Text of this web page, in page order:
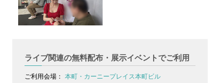
ライブ関連の無料配布・展示イベントでご利用
ご利用会場：本町・カーニープレイス本町ビル